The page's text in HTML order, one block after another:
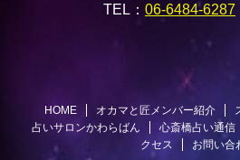
TEL： 06-6484-6287
HOME オカマと匠メンバー紹介
占いサロンかわらばん
心斎橋占い通信
クセス
お問い合